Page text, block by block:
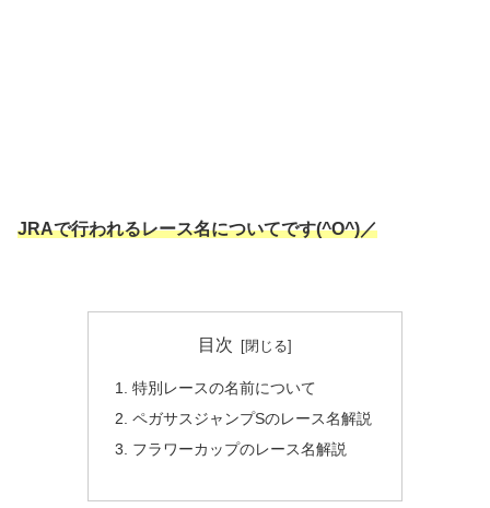
JRAで行われるレース名についてです(^O^)／
目次
特別レースの名前について
ペガサスジャンプSのレース名解説
フラワーカップのレース名解説